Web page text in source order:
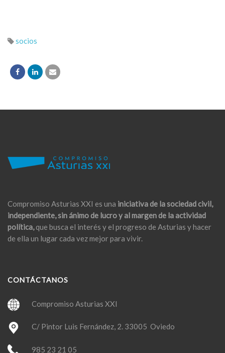
socios
Compromiso Asturias XXI es una iniciativa de la sociedad civil,
independiente, sin ánimo de lucro y al margen de la actividad
política,que busca el interés y el progreso de Asturias y hacer
de ella un lugar cada vez mejor para vivir.
CONTÁCTANOS
Compromiso Asturias XXI
C/ Pintor Luis Fernández, 2. 33005 Oviedo
985 23 21 05